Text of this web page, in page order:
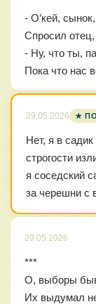
- О’кей,
Спросил отец,
- Ну, что ты,
Пока что нас
29.05.2026 ★
Нет, я в
строгости
я соседский
за черешни с
29.05.2026
***
О, выборы
Их выдумал